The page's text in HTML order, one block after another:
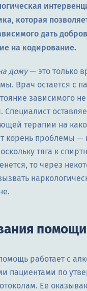
которая
дать
на кодирование.
дому— это только
Врач остается с
зависимого не
Специалист
терапии на
корень проблемы —
тяга к
то через
помощи
работает с
пациентами по
Ее